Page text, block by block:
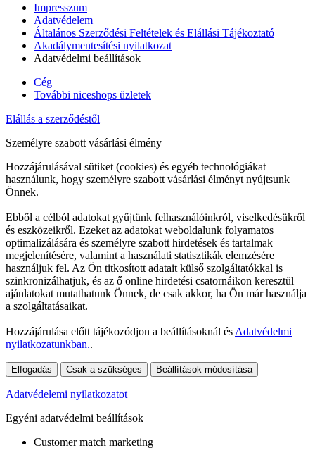
Impresszum
Adatvédelem
Általános Szerződési Feltételek és Elállási Tájékoztató
Akadálymentesítési nyilatkozat
Adatvédelmi beállítások
Cég
További niceshops üzletek
Elállás a szerződéstől
Személyre szabott vásárlási élmény
Hozzájárulásával sütiket (cookies) és egyéb technológiákat
használunk, hogy személyre szabott vásárlási élményt nyújtsunk
Önnek.
Ebből a célból adatokat gyűjtünk felhasználóinkról, viselkedésükről
és eszközeikről. Ezeket az adatokat weboldalunk folyamatos
optimalizálására és személyre szabott hirdetések és tartalmak
megjelenítésére, valamint a használati statisztikák elemzésére
használjuk fel. Az Ön titkosított adatait külső szolgáltatókkal is
szinkronizálhatjuk, és az ő online hirdetési csatornáikon keresztül
ajánlatokat mutathatunk Önnek, de csak akkor, ha Ön már használja
a szolgáltatásaikat.
Hozzájárulása előtt tájékozódjon a beállításoknál és Adatvédelmi
nyilatkozatunkban..
Elfogadás Csak a szükséges Beállítások módosítása
Adatvédelemi nyilatkozatot
Egyéni adatvédelmi beállítások
Customer match marketing